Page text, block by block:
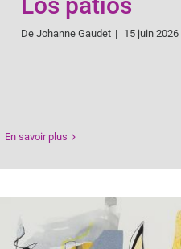
De Johanne Gaudet | 15 juin 2026
En savoir plus